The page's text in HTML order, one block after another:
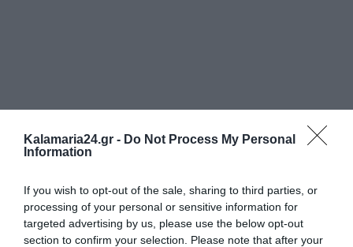
Kalamaria24.gr - Do Not Process My Personal
Information
If you wish to opt-out of the sale, sharing to third parties, or
processing of your personal or sensitive information for
targeted advertising by us, please use the below opt-out
section to confirm your selection. Please note that after your